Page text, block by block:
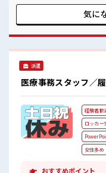
は不安だけど
スキルUP・ステ
Point☆ ≪20代
りできるスペ
気に
派遣
医療事務スタッフ／
経験者歓
ロッカー
女性多め
おすすめポイント